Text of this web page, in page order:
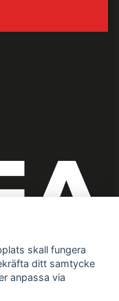
skall fungera
ditt samtycke
anpassa via